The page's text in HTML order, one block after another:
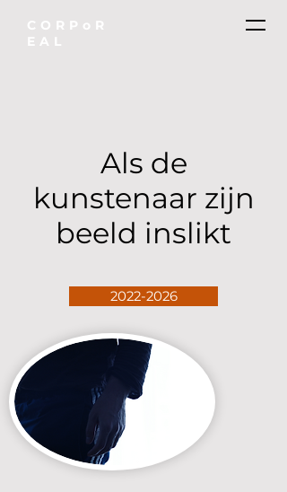
CORPoR
EAL
Als de
kunstenaar zijn
beeld inslikt
2022-2026